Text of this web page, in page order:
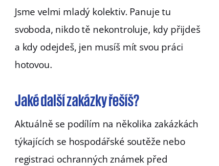
Jsme velmi mladý kolektiv. Panuje tu
svoboda, nikdo tě nekontroluje, kdy přijdeš
a kdy odejdeš, jen musíš mít svou práci
hotovou.
Jaké další zakázky řešíš?
Aktuálně se podílím na několika zakázkách
týkajících se hospodářské soutěže nebo
registraci ochranných známek před